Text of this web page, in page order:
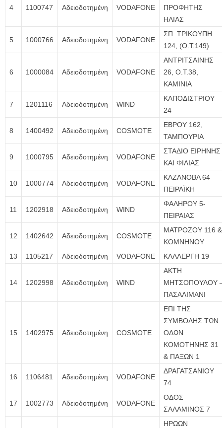
4 1100747 Αδειοδοτημένη VODAFONE
ΠΡΟΦΗΤΗΣ
ΗΛΙΑΣ
5 1000766 Αδειοδοτημένη VODAFONE
ΣΠ. ΤΡΙΚΟΥΠΗ
124, (Ο.Τ.149)
6 1000084 Αδειοδοτημένη VODAFONE
ΑΝΤΡΙΤΣΑΙΝΗΣ
26, Ο.Τ.38,
ΚΑΜΙΝΙΑ
7 1201116 Αδειοδοτημένη WIND
ΚΑΠΟΔΙΣΤΡΙΟΥ
24
8 1400492 Αδειοδοτημένη COSMOTE
ΕΒΡΟΥ 162,
ΤΑΜΠΟΥΡΙΑ
9 1000795 Αδειοδοτημένη VODAFONE
ΣΤΑΔΙΟ ΕΙΡΗΝΗΣ
ΚΑΙ ΦΙΛΙΑΣ
10 1000774 Αδειοδοτημένη VODAFONE
ΚΑΖΑΝΟΒΑ 64
ΠΕΙΡΑΪΚΗ
11 1202918 Αδειοδοτημένη WIND
ΦΑΛΗΡΟΥ 5-
ΠΕΙΡΑΙΑΣ
12 1402642 Αδειοδοτημένη COSMOTE
ΜΑΤΡΟΖΟΥ 116 &
ΚΟΜΝΗΝΟΥ
13
1105217 Αδειοδοτημένη VODAFONE ΚΑΛΛΕΡΓΗ 19
14 1202998 Αδειοδοτημένη WIND
ΑΚΤΗ
ΜΗΤΣΟΠΟΥΛΟΥ
ΠΑΣΑΛΙΜΑΝΙ
15 1402975 Αδειοδοτημένη COSMOTE
ΕΠΙ ΤΗΣ
ΣΥΜΒΟΛΗΣ ΤΩΝ
ΟΔΩΝ
ΚΟΜΟΤΗΝΗΣ 31
& ΠΑΞΩΝ 1
16 1106481 Αδειοδοτημένη VODAFONE
ΔΡΑΓΑΤΣΑΝΙΟΥ
74
17 1002773 Αδειοδοτημένη VODAFONE
ΟΔΟΣ
ΣΑΛΑΜΙΝΟΣ 7
ΗΡΩΩΝ